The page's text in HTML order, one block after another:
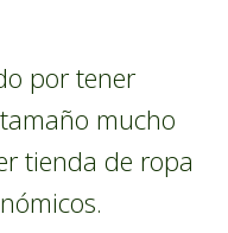
por tener
mucho
tienda de ropa